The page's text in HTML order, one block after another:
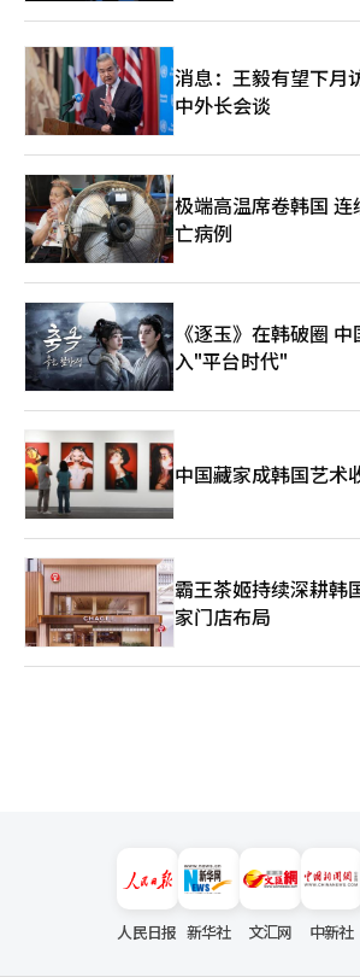
消息：王毅有望下月
中外长会谈
极端高温席卷韩国
亡病例
《逐玉》在韩破圈
入"平台时代"
中国藏家成韩国艺术
霸王茶姬持续深耕韩
家门店布局
人民日报 新华社 文汇网 中新社